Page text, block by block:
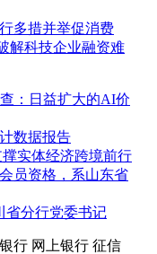
多措并举促消费
解科技企业融资难
：日益扩大的AI价
数据报告
实体经济跨境前行
员资格，系山东省
省分行党委书记
行 网上银行 征信